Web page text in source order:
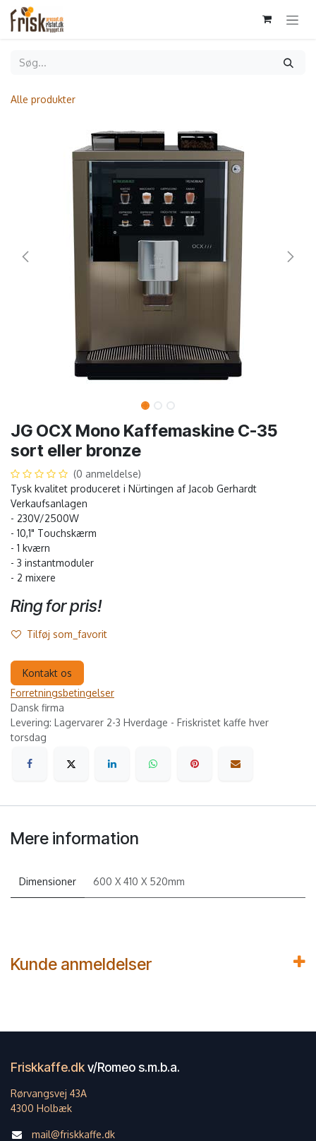
Gå til indhold
Alle produkter
JG OCX Mono Kaffemaskine C-35
sort eller bronze
(0 anmeldelse)
Tysk kvalitet produceret i Nürtingen af Jacob Gerhardt
Verkaufsanlagen
- 230V/2500W
- 10,1" Touchskærm
- 1 kværn
- 3 instantmoduler
- 2 mixere
Ring for pris!
Tilføj som_favorit
Kontakt os
Forretningsbetingelser
Dansk firma
Levering: Lagervarer 2-3 Hverdage - Friskristet kaffe hver
torsdag
Mere information
Dimensioner 600 X 410 X 520mm
Kunde anmeldelser
Friskkaffe.dkv/Romeo s.m.b.a.
Rørvangsvej 43A
4300 Holbæk
mail@friskkaffe.dk